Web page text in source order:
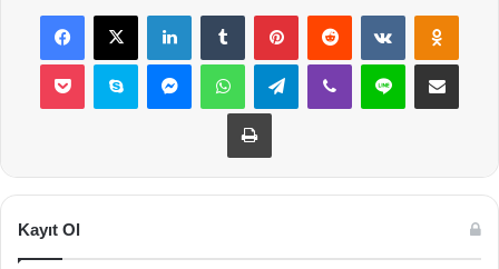
Facebook
X LinkedInTumblr PinterestReddit VKontakte
Pocket Skype MessengerWhatsAppTelegramViber Line E-Posta ile
Yazdır
Kayıt Ol